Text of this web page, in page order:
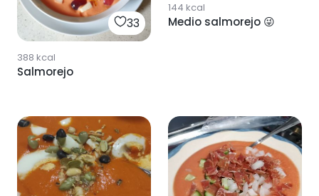
33
388 kcal
Salmorejo
144 kcal
Medio salmorejo 😜